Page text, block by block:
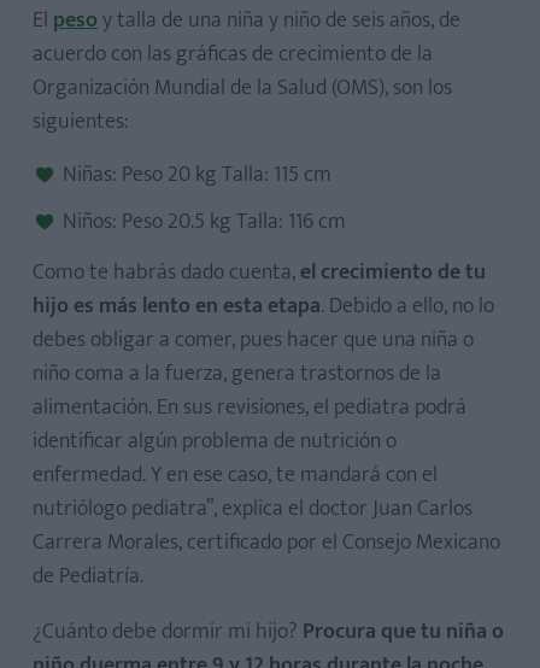
El pesoy talla de una niña y niño de seis años, de
acuerdo con las gráficas de crecimiento de la
Organización Mundial de la Salud (OMS), son los
siguientes:
Niñas: Peso 20 kg Talla: 115 cm
Niños: Peso 20.5 kg Talla: 116 cm
Como te habrás dado cuenta,el crecimiento de tu
hijo es más lento en esta etapa. Debido a ello, no lo
debes obligar a comer, pues hacer que una niña o
niño coma a la fuerza, genera trastornos de la
alimentación. En sus revisiones, el pediatra podrá
identificar algún problema de nutrición o
enfermedad. Y en ese caso, te mandará con el
nutriólogo pediatra”, explica el doctor Juan Carlos
Carrera Morales, certificado por el Consejo Mexicano
de Pediatría.
¿Cuánto debe dormir mi hijo? Procura que tu niña o